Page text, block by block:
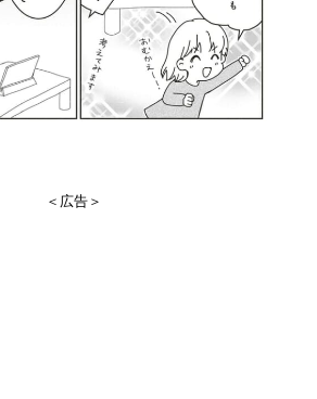
＜広告＞